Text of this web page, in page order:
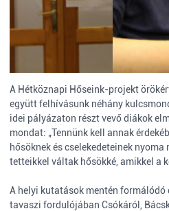
A Hétköznapi Hőseink-projekt
együtt felhívásunk néhány
idei pályázaton részt vevő diákok
mondat: „Tennünk kell annak
hősöknek és cselekedeteinek nyoma
tetteikkel váltak hősökké, amikkel a
A helyi kutatások mentén
tavaszi fordulójában Csókáról,